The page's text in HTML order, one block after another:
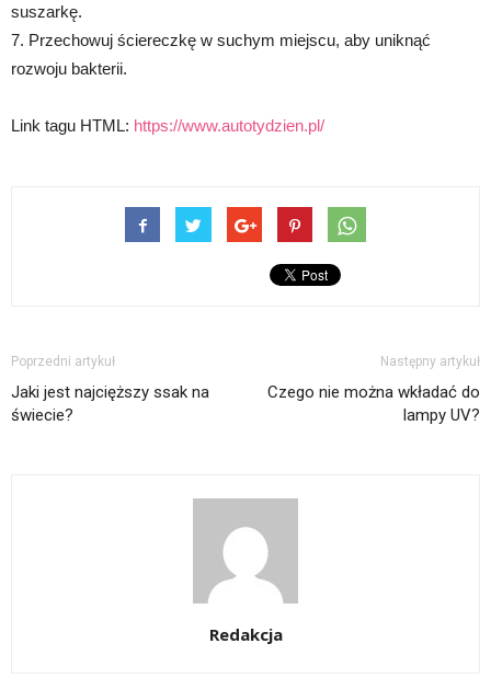
suszarkę.
7. Przechowuj ściereczkę w suchym miejscu, aby uniknąć
rozwoju bakterii.
Link tagu HTML: https://www.autotydzien.pl/
Poprzedni artykuł
Jaki jest najcięższy ssak na
świecie?
Następny artykuł
Czego nie można wkładać do
lampy UV?
Redakcja